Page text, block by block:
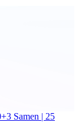
Samen | 25